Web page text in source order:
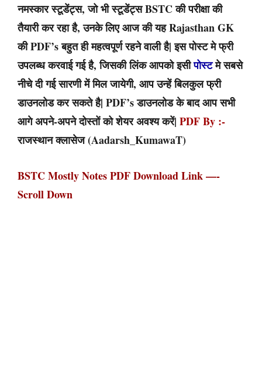
नमस्कार स्टूडेंट्स, जो भी स्टूडेंट्स BSTC की परीक्षा की
तैयारी कर रहा है, उनके लिए आज की यह Rajasthan GK
की PDF’s बहुत ही महत्वपूर्ण रहने वाली है| इस पोस्ट मे फ्री
उपलब्ध करवाई गई है, जिसकी लिंक आपको इसीपोस्टमे सबसे
नीचे दी गई सारणी में मिल जायेगी, आप उन्हें बिलकुल फ्री
डाउनलोड कर सकते है| PDF’s डाउनलोड के बाद आप सभी
आगे अपने-अपने दोस्तों को शेयर अवश्य करें| PDF By :-
राजस्थान क्लासेज (Aadarsh_KumawaT)
BSTC Mostly Notes PDF Download Link —-
Scroll Down